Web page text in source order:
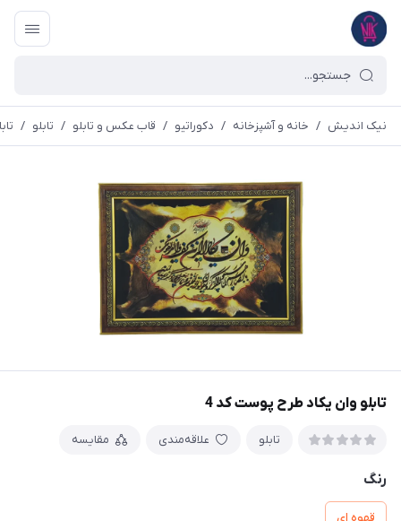
نیک اندیش / خانه و آشپزخانه / دکوراتیو / قاب عکس و تابلو / تابلو /
تابلو وان یکاد طرح پوست کد 4
تابلو علاقه‌مندی مقایسه
رنگ
قهوه ای